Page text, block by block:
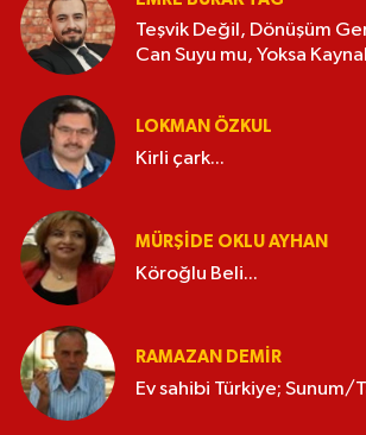
Teşvik Değil, Dönüşüm
Can Suyu mu, Yoksa
LOKMAN ÖZKUL
Kirli çark...
MÜRŞIDE OKLU AYHAN
Köroğlu Beli...
RAMAZAN DEMİR
Ev sahibi Türkiye; Sunum/